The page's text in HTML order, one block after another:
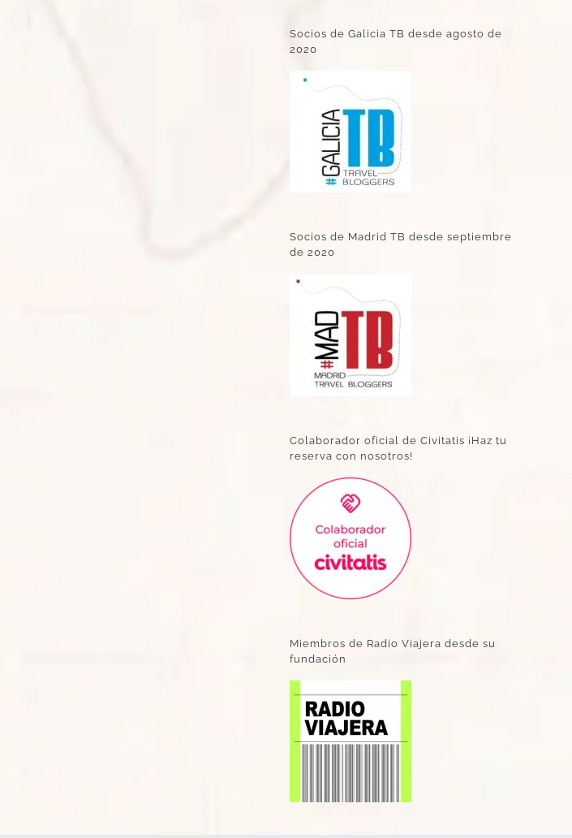
Socios de Galicia TB desde agosto de
2020
Socios de Madrid TB desde septiembre
de 2020
Colaborador oficial de Civitatis ¡Haz tu
reserva con nosotros!
Miembros de Radio Viajera desde su
fundación